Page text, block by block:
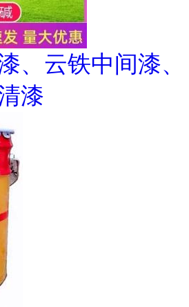
、云铁中间漆、
漆